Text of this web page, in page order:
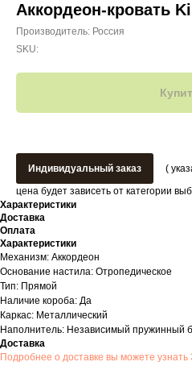
Аккордеон-кровать
Производитель: Россия
SKU:
Индивидуальный заказ
(
цена будет зависеть от категории
Характеристики
Доставка
Оплата
Характеристики
Механизм: Аккордеон
Основание настила: Отропедическое
Тип: Прямой
Наличие короба: Да
Каркас: Металлический
Наполнитель: Независимый пружинный
Доставка
Подробнее о доставке вы можете